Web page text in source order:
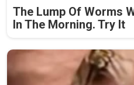
The Lump Of Worms
In The Morning. Try It